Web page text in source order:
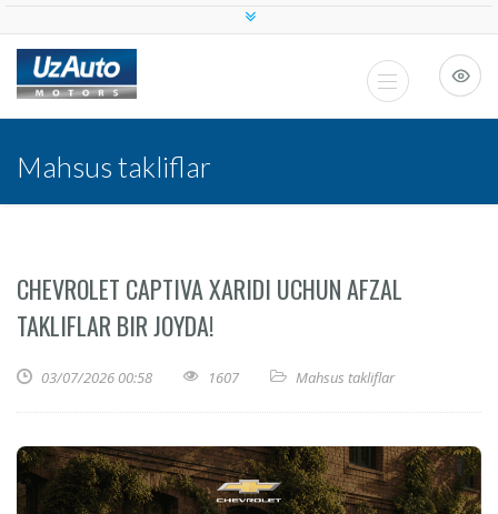
Mahsus takliflar
CHEVROLET CAPTIVA XARIDI UCHUN AFZAL
TAKLIFLAR BIR JOYDA!
03/07/2026 00:58 1607 Mahsus takliflar